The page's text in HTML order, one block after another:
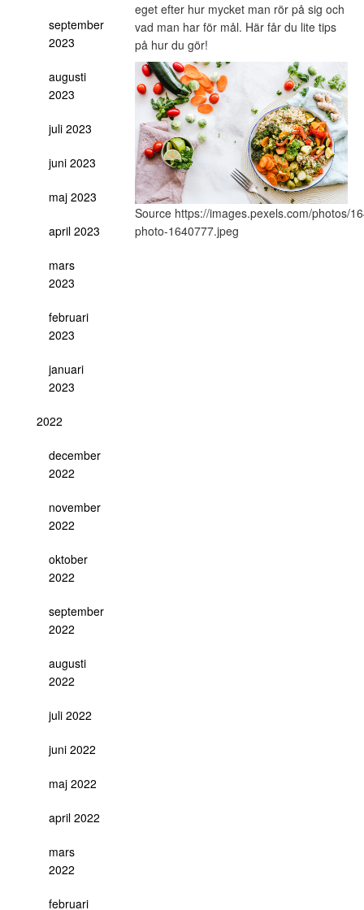
september
2023
augusti
2023
juli 2023
juni 2023
maj 2023
april 2023
mars
2023
februari
2023
januari
2023
2022
december
2022
november
2022
oktober
2022
september
2022
augusti
2022
juli 2022
juni 2022
maj 2022
april 2022
mars
2022
februari
eget efter hur mycket man rör på sig och
vad man har för mål. Här får du lite tips
på hur du gör!
Source https://images.pexels.com/photos/
photo-1640777.jpeg